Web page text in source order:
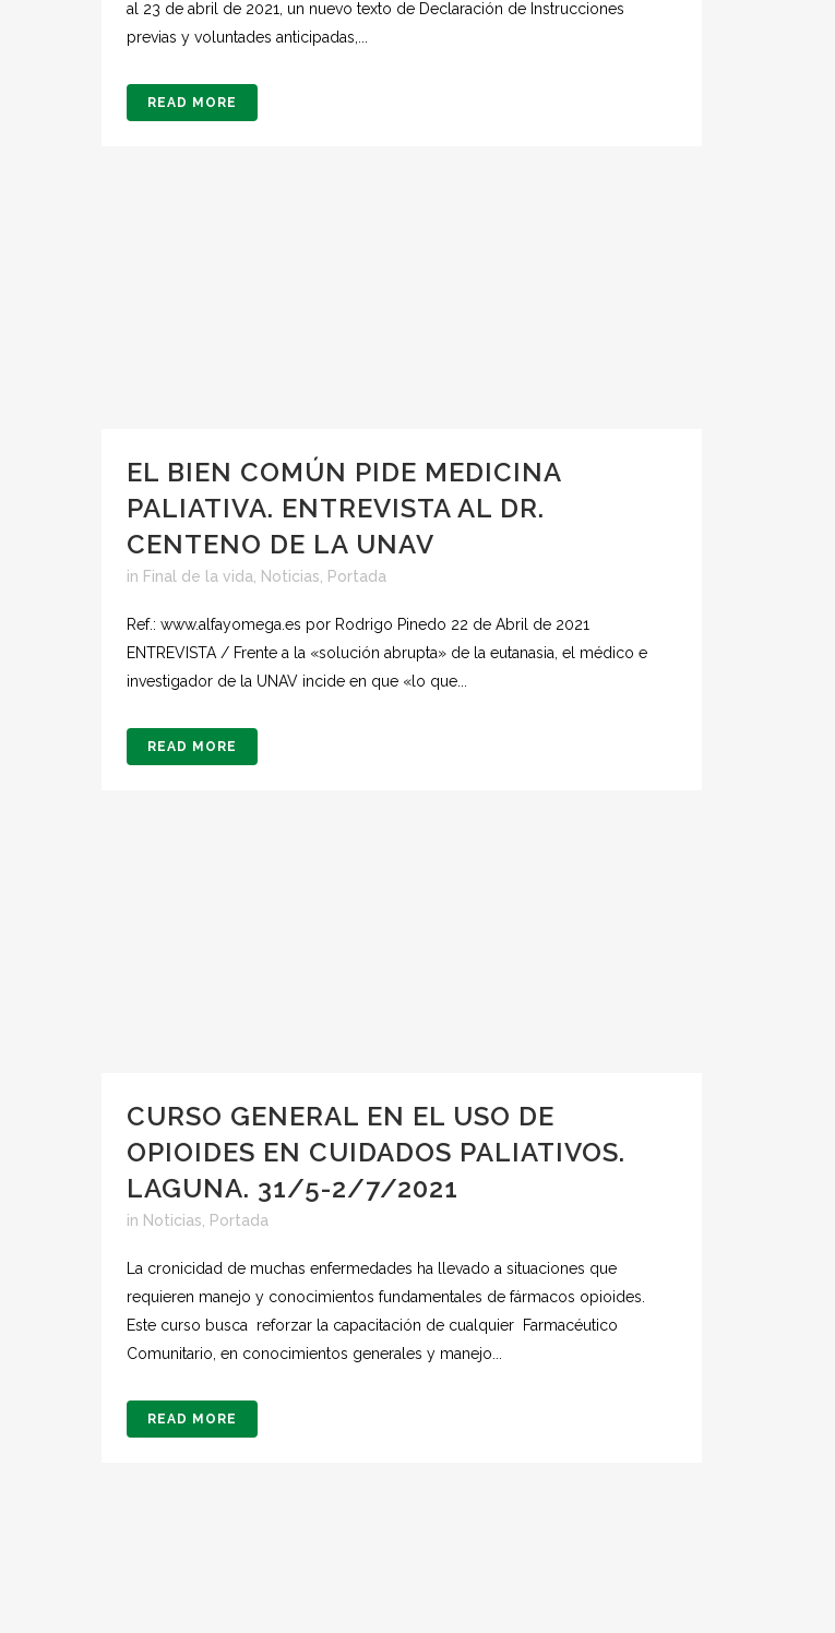
al 23 de abril de 2021, un nuevo texto de Declaración de Instrucciones
previas y voluntades anticipadas,...
READ MORE
EL BIEN COMÚN PIDE MEDICINA
PALIATIVA. ENTREVISTA AL DR.
CENTENO DE LA UNAV
in Final de la vida Noticias Portada
Ref.: www.alfayomega.es por Rodrigo Pinedo 22 de Abril de 2021
ENTREVISTA / Frente a la «solución abrupta» de la eutanasia, el médico e
investigador de la UNAV incide en que «lo que...
READ MORE
CURSO GENERAL EN EL USO DE
OPIOIDES EN CUIDADOS PALIATIVOS.
LAGUNA. 31/5-2/7/2021
in Noticias Portada
La cronicidad de muchas enfermedades ha llevado a situaciones que
requieren manejo y conocimientos fundamentales de fármacos opioides.
Este curso busca reforzar la capacitación de cualquier Farmacéutico
Comunitario, en conocimientos generales y manejo...
READ MORE